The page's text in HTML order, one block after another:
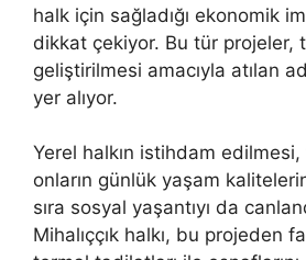
halk için sağladığı ekonomik
dikkat çekiyor. Bu tür projeler,
geliştirilmesi amacıyla atılan
yer alıyor.
Yerel halkın istihdam
onların günlük yaşam
sıra sosyal yaşantıyı da
Mihalıççık halkı, bu projeden